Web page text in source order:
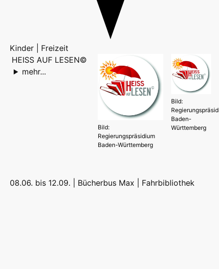
Kinder | Freizeit
Bild:
Baden-
Württemberg
Bild:
Regierungspräsidium
Baden-Württemberg
HEISS AUF LESEN©
mehr...
08.06. bis 12.09. | Bücherbus Max | Fahrbibliothek